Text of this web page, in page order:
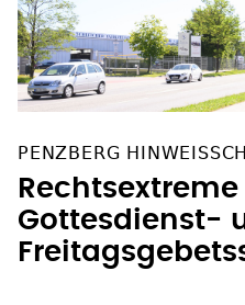
PENZBERG
Gottesdienst-